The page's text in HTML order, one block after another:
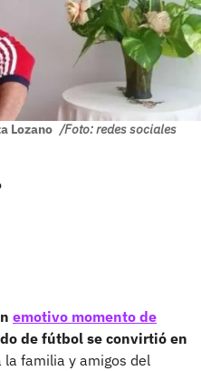
Lozano /Foto: redes sociales
emotivo momento de
de fútbol se convirtió en
la familia y amigos del